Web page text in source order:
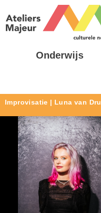
Onderwijs
Improvisatie | Luna van